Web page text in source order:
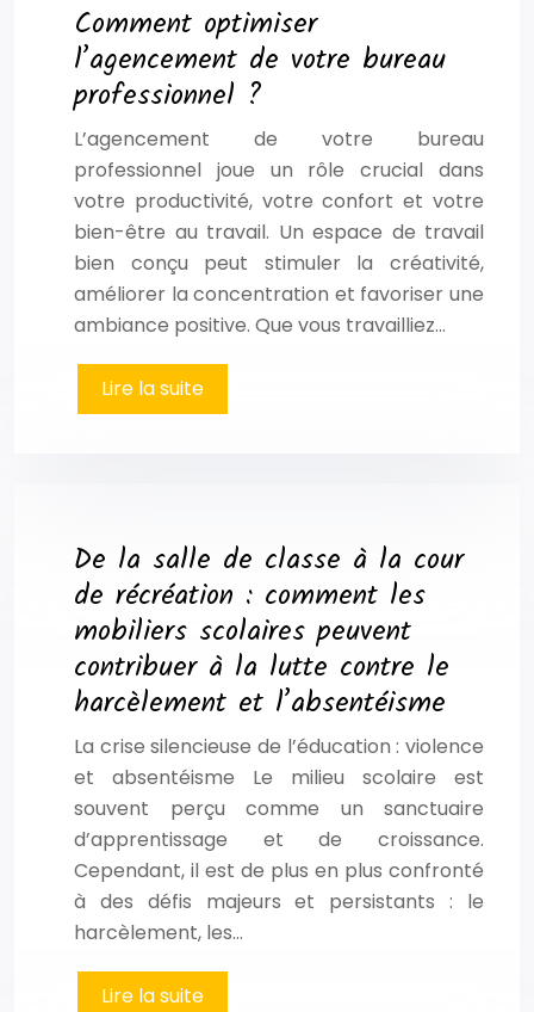
Comment optimiser
l’agencement de votre bureau
professionnel ?
L’agencement de votre bureau
professionnel joue un rôle crucial dans
votre productivité, votre confort et votre
bien-être au travail. Un espace de travail
bien conçu peut stimuler la créativité,
améliorer la concentration et favoriser une
ambiance positive. Que vous travailliez…
Lire la suite
De la salle de classe à la cour
de récréation : comment les
mobiliers scolaires peuvent
contribuer à la lutte contre le
harcèlement et l’absentéisme
La crise silencieuse de l’éducation : violence
et absentéisme Le milieu scolaire est
souvent perçu comme un sanctuaire
d’apprentissage et de croissance.
Cependant, il est de plus en plus confronté
à des défis majeurs et persistants : le
harcèlement, les…
Lire la suite